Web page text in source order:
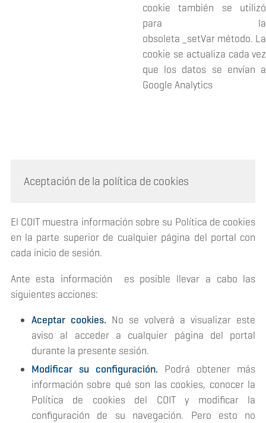
cookie también se utilizó
para la
obsoleta _setVar método. La
cookie se actualiza cada vez
que los datos se envían a
Google Analytics
Aceptación de la política de cookies
El COIT muestra información sobre su Política de cookies
en la parte superior de cualquier página del portal con
cada inicio de sesión.
Ante esta información es posible llevar a cabo las
siguientes acciones:
Aceptar cookies. No se volverá a visualizar este
aviso al acceder a cualquier página del portal
durante la presente sesión.
Modificar su configuración. Podrá obtener más
información sobre qué son las cookies, conocer la
Política de cookies del COIT y modificar la
configuración de su navegación. Pero esto no